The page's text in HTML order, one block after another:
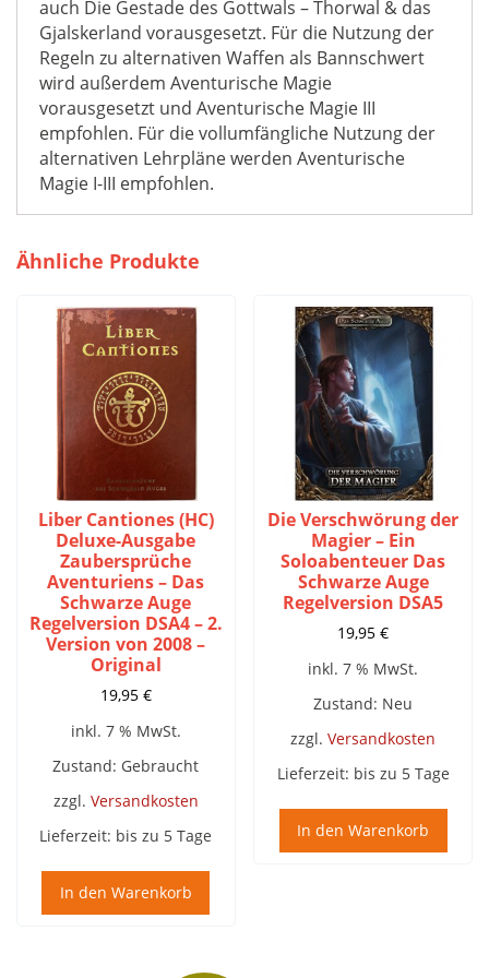
auch Die Gestade des Gottwals – Thorwal & das
Gjalskerland vorausgesetzt. Für die Nutzung der
Regeln zu alternativen Waffen als Bannschwert
wird außerdem Aventurische Magie
vorausgesetzt und Aventurische Magie III
empfohlen. Für die vollumfängliche Nutzung der
alternativen Lehrpläne werden Aventurische
Magie I-III empfohlen.
Ähnliche Produkte
Liber Cantiones (HC)
Deluxe-Ausgabe
Zaubersprüche
Aventuriens – Das
Schwarze Auge
Regelversion DSA4 – 2.
Version von 2008 –
Original
19,95 €
inkl. 7 % MwSt.
Zustand: Gebraucht
zzgl. Versandkosten
Lieferzeit: bis zu 5 Tage
In den Warenkorb
Die Verschwörung der
Magier – Ein
Soloabenteuer Das
Schwarze Auge
Regelversion DSA5
19,95€
inkl. 7 % MwSt.
Zustand: Neu
zzgl.Versandkosten
Lieferzeit: bis zu 5 Tage
In den Warenkorb